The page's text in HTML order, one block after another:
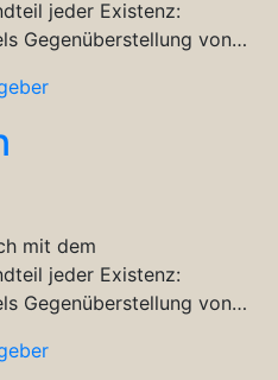
jeder Existenz:
Gegenüberstellung von…
mit dem
jeder Existenz:
Gegenüberstellung von…